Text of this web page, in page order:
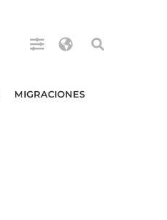
MIGRACIONES